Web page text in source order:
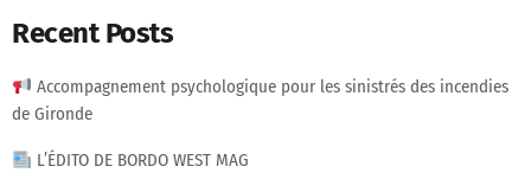
Recent Posts
Accompagnement psychologique pour les sinistrés des incendies
de Gironde
L’ÉDITO DE BORDO WEST MAG